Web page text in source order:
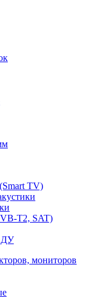
TV)
T2, SAT)
ДУ
мониторов